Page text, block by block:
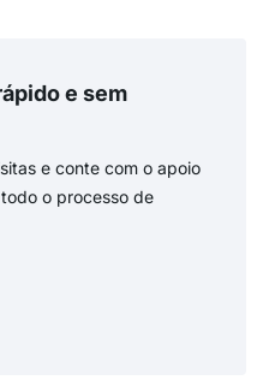
e sem
e conte com o apoio
o processo de